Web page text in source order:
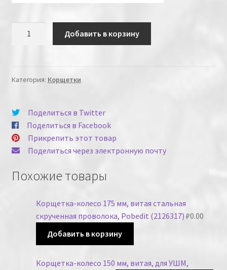
Добавить в корзину
Категория: Корщетки
Поделиться в Twitter
Поделиться в Facebook
Прикрепить этот товар
Поделиться через электронную почту
Похожие товары
Корщетка-колесо 175 мм, витая стальная
скрученная проволока, Pobedit (2126317) ₽0.00
Добавить в корзину
Корщетка-колесо 150 мм, витая, для УШМ,